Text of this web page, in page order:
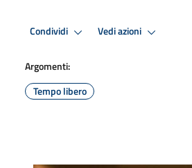
Condividi Vedi azioni
Argomenti:
Tempo libero